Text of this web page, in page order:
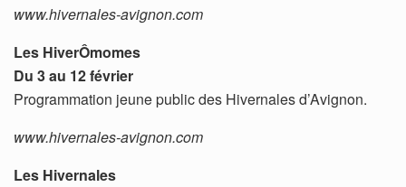
www.hivernales-avignon.com
Les HiverÔmomes
Du 3 au 12 février
Programmation jeune public des Hivernales d’Avignon.
www.hivernales-avignon.com
Les Hivernales